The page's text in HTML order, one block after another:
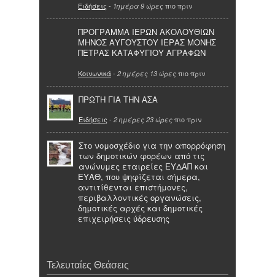
Ειδήσεις - 1ημέρα 9 ώρες πιο πριν
ΠΡΟΓΡΑΜΜΑ ΙΕΡΩΝ ΑΚΟΛΟΥΘΙΩΝ
ΜΗΝΟΣ ΑΥΓΟΥΣΤΟΥ ΙΕΡΑΣ ΜΟΝΗΣ
ΠΕΤΡΑΣ ΚΑΤΑΦΥΓΙΟΥ ΑΓΡΑΦΩΝ
Κοινωνικά- 2 ημέρες 13 ώρες πιο πριν
ΠΡΩΤΗ ΓΙΑ ΤΗΝ ΑΣΑ
Ειδήσεις - 2 ημέρες 23 ώρες πιο πριν
Στο νομοσχέδιο για την απορρόφηση
των δημοτικών φορέων από τις
ανώνυμες εταιρείες ΕΥΔΑΠ και
ΕΥΑΘ, που ψηφίζεται σήμερα,
αντιτίθενται επιστήμονες,
περιβαλλοντικές οργανώσεις,
δημοτικές αρχές και δημοτικές
επιχειρήσεις ύδρευσης
Τελευταίες Θεάσεις